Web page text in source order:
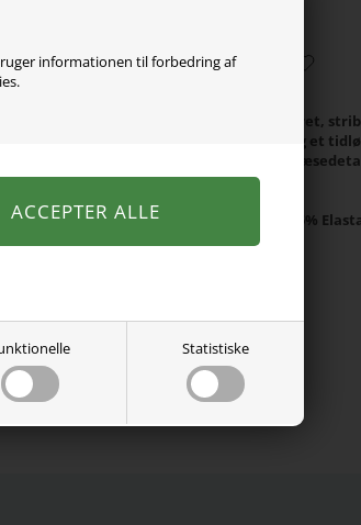
informationen til forbedring af
Statistiske
kjole, den er lavet i ribstrik med en lodret,
som giver en behagelig pasform og et
hals, cap-ærmer, regular fit samt fine
fuldender det søde og moderne udtryk.
Økologisk bomuld, 38% Modal TENCEL™, 5%